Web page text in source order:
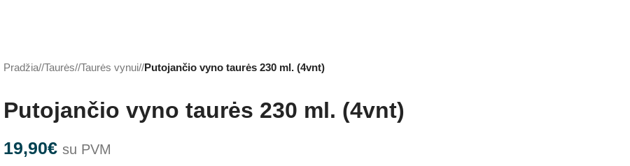
Pradžia/ Taurės/ Taurės vynui/ Putojančio vyno taurės 230 ml. (4vnt)
Putojančio vyno taurės 230 ml. (4vnt)
19,90€ su PVM